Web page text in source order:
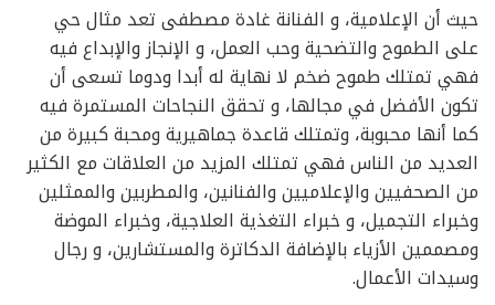
حيث أن الإعلامية، و الفنانة غادة مصطفى تعد مثال حي
على الطموح والتضحية وحب العمل، و الإنجاز والإبداع فيه
فهي تمتلك طموح ضخم لا نهاية له أبدا ودوما تسعى أن
تكون الأفضل في مجالها، و تحقق النجاحات المستمرة فيه
كما أنها محبوبة، وتمتلك قاعدة جماهيرية ومحبة كبيرة من
العديد من الناس فهي تمتلك المزيد من العلاقات مع الكثير
من الصحفيين والإعلاميين والفنانين، والمطربين والممثلين
وخبراء التجميل، و خبراء التغذية العلاجية، وخبراء الموضة
ومصممين الأزياء بالإضافة الدكاترة والمستشارين، و رجال
وسيدات الأعمال.